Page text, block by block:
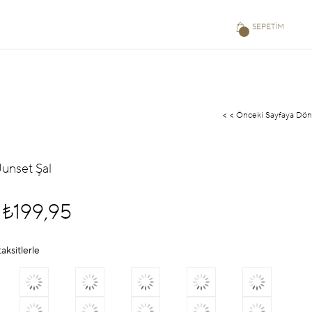
SEPETIM
< < Önceki Sayfaya Dön
Şal
₺199,95